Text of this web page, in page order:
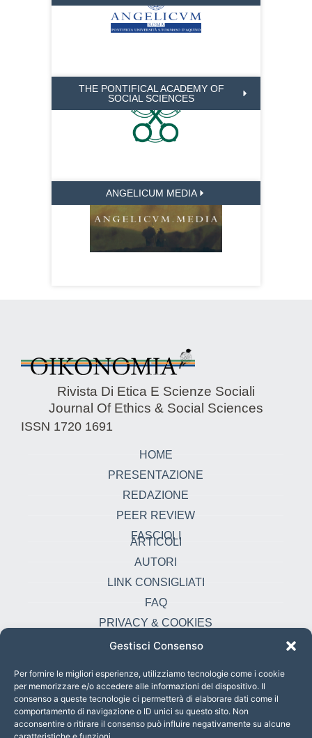
Gestisci Consenso
Per fornire le migliori esperienze, utilizziamo tecnologie come i cookie
per memorizzare e/o accedere alle informazioni del dispositivo. Il
consenso a queste tecnologie ci permetterà di elaborare dati come il
comportamento di navigazione o ID unici su questo sito. Non
acconsentire o ritirare il consenso può influire negativamente su alcune
THE PONTIFICAL ACADEMY OF
SOCIAL SCIENCES
ANGELICUM MEDIA
Rivista Di Etica E Scienze Sociali
Journal Of Ethics & Social Sciences
ISSN 1720 1691
HOME
PRESENTAZIONE
REDAZIONE
PEER REVIEW
FASCIOLI
ARTICOLI
AUTORI
LINK CONSIGLIATI
FAQ
PRIVACY & COOKIES
oikonomia@pust.it
+39 06 67 02 338
Largo Angelicum 1, 00184 Roma, Italia